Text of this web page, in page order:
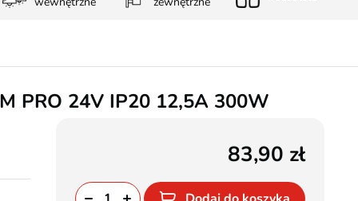
PRO 24V IP20 12,5A 300W
83,90